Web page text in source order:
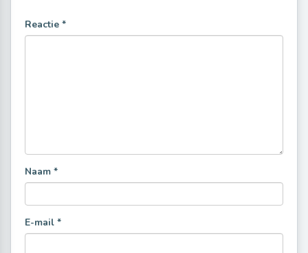
Reactie *
Naam *
E-mail *